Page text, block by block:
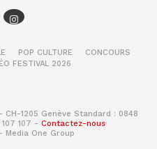
POP CULTURE
CONCOURS
FESTIVAL 2026
CH-1205 Genève Standard : 0848
107 - Contactez-nous
Media One Group